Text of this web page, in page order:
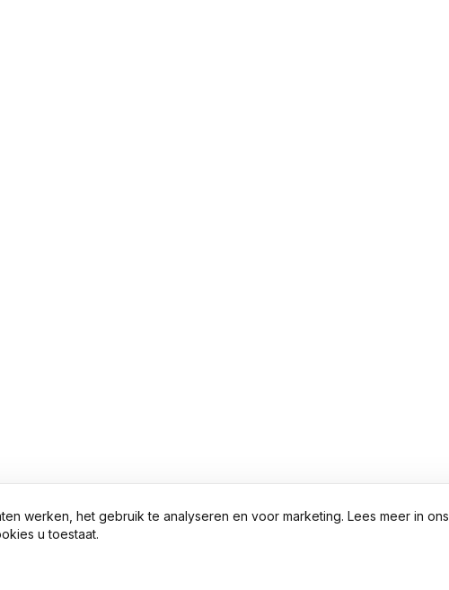
werken, het gebruik te analyseren en voor marketing. Lees meer in ons
u toestaat.